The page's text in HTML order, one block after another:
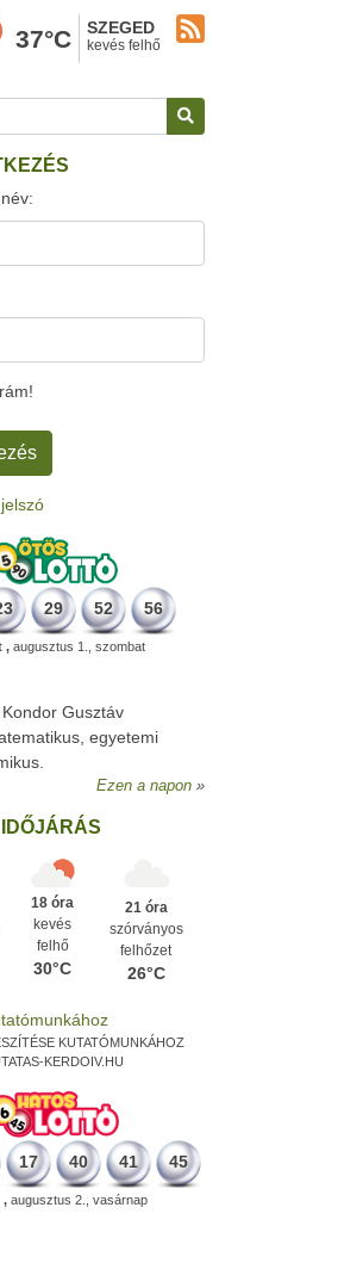
37°C SZEGED
kevés felhő
29 52 56
, augusztus 1., szombat
Gusztáv
egyetemi
Ezen a napon
18 óra
kevés
felhő
30°C
21 óra
szórványos
felhőzet
26°C
KUTATÓMUNKÁHOZ
KERDOIV.HU
17 40 41 45
, augusztus 2., vasárnap